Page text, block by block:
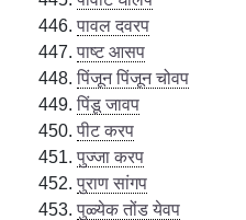
पावल दवरप
पाष्ट आसप
पिंजून पिंजून चोवप
पिंडू जावप
पीट करप
पुज्जा करप
पुराण सांगप
पुळ्येक तोंड येवप